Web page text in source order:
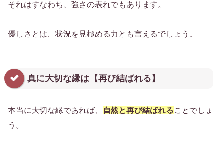
それはすなわち、強さの表れでもあります。
優しさとは、状況を見極める力とも言えるでしょう。
真に大切な縁は【再び結ばれる】
本当に大切な縁であれば、 自然と再び結ばれることでしょ
う。